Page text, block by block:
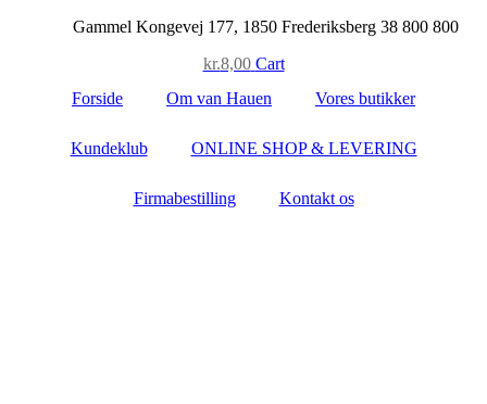
Gammel Kongevej 177, 1850 Frederiksberg 38 800 800
kr.8,00 Cart
Forside
Om van Hauen Vores butikker
Kundeklub ONLINE SHOP & LEVERING
Firmabestilling Kontakt os